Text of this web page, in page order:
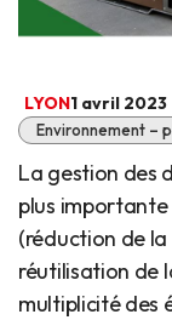
LYON1 avril 2023
Environnement –
La gestion des
plus
(réduction de
réutilisation de
multiplicité des